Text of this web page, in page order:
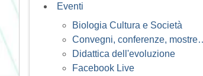
Eventi
Biologia Cultura e Società
Convegni, conferenze,
Didattica dell'evoluzione
Facebook Live